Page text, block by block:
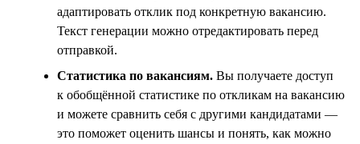
адаптировать отклик под конкретную вакансию.
Текст генерации можно отредактировать перед
отправкой.
Статистика по вакансиям. Вы получаете доступ
к обобщённой статистике по откликам на вакансию
и можете сравнить себя с другими кандидатами —
это поможет оценить шансы и понять, как можно